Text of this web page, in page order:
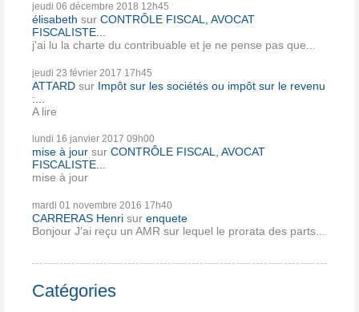
jeudi 06 décembre 2018 12h45
élisabeth sur CONTRÔLE FISCAL, AVOCAT
FISCALISTE...
j'ai lu la charte du contribuable et je ne pense pas que...
jeudi 23 février 2017 17h45
ATTARD sur Impôt sur les sociétés ou impôt sur le revenu
:...
A lire
lundi 16 janvier 2017 09h00
mise à jour sur CONTRÔLE FISCAL, AVOCAT
FISCALISTE...
mise à jour
mardi 01 novembre 2016 17h40
CARRERAS Henri sur enquete
Bonjour J'ai reçu un AMR sur lequel le prorata des parts...
Catégories